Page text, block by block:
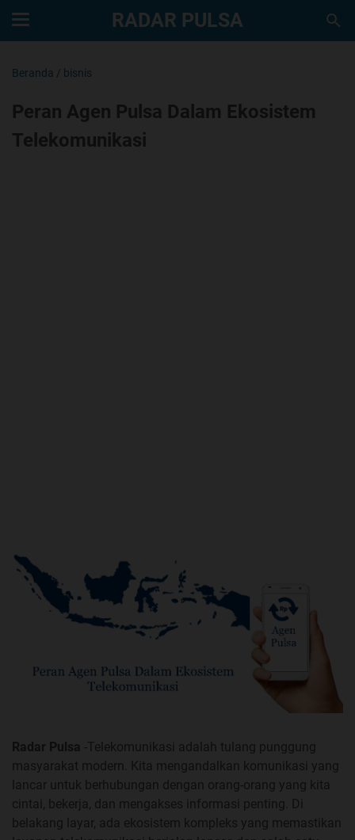
RADAR PULSA
Beranda / bisnis
Peran Agen Pulsa Dalam Ekosistem
Telekomunikasi
Radar Pulsa -Telekomunikasi adalah tulang punggung
masyarakat modern. Kita mengandalkan komunikasi yang
lancar untuk berhubungan dengan orang-orang yang kita
cintai, bekerja, dan mengakses informasi penting. Di
belakang layar, ada ekosistem kompleks yang memastikan